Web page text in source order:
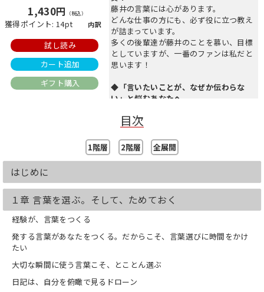
1,430円 （税込）
獲得ポイント: 14pt 内訳
試し読み
カート追加
ギフト購入
藤井の言葉には心があります。
どんな仕事の方にも、必ず役に立つ教え
が詰まっています。
多くの後輩達が藤井のことを慕い、目標
としていますが、一番のファンは私だと
思います！
◆「言いたいことが、なぜか伝わらな
い」と悩むあなたへ。
が空回りする、大切な人に気持ちが届か
私たちは毎日言葉を発していますが、想
いを100%伝えるのは、簡単なことでは
い」と支持を集める藤井貴彦アナウンサ
ーの言語化の習慣から、その秘訣を明ら
かにする１冊です。
◆なぜ、藤井アナの言葉は心に響くの
寄り添い、希望と安心を与えてきまし
た。
目次
1階層 2階層 全展開
はじめに
１章 言葉を選ぶ。そして、ためておく
経験が、言葉をつくる
発する言葉があなたをつくる。だからこそ、言葉選びに時間をかけ
たい
大切な瞬間に使う言葉こそ、とことん選ぶ
日記は、自分を俯瞰で見るドローン